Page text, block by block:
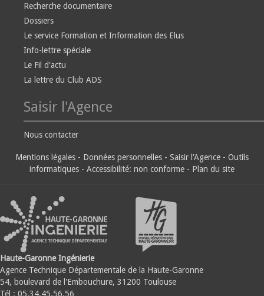
Recherche documentaire
Dossiers
Le service Formation et Information des Elus
Info-lettre spéciale
Le Fil d'actu
La lettre du Club ADS
Saisir l'Agence
Nous contacter
Mentions légales - Données personnelles - Saisir l'Agence - Outils
informatiques - Accessibilité: non conforme - Plan du site
Haute-Garonne Ingénierie
Agence Technique Départementale de la Haute-Garonne
54, boulevard de l'Embouchure, 31200 Toulouse
Tél : 05.34.45.56.56